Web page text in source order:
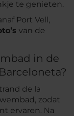
te genieten.
Port Vell,
van de
in de
de la
zodat
ervaren. Na